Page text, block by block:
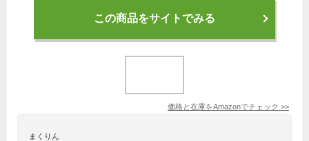
この商品をサイトでみる
価格と在庫をAmazonでチェック >>
まくりん